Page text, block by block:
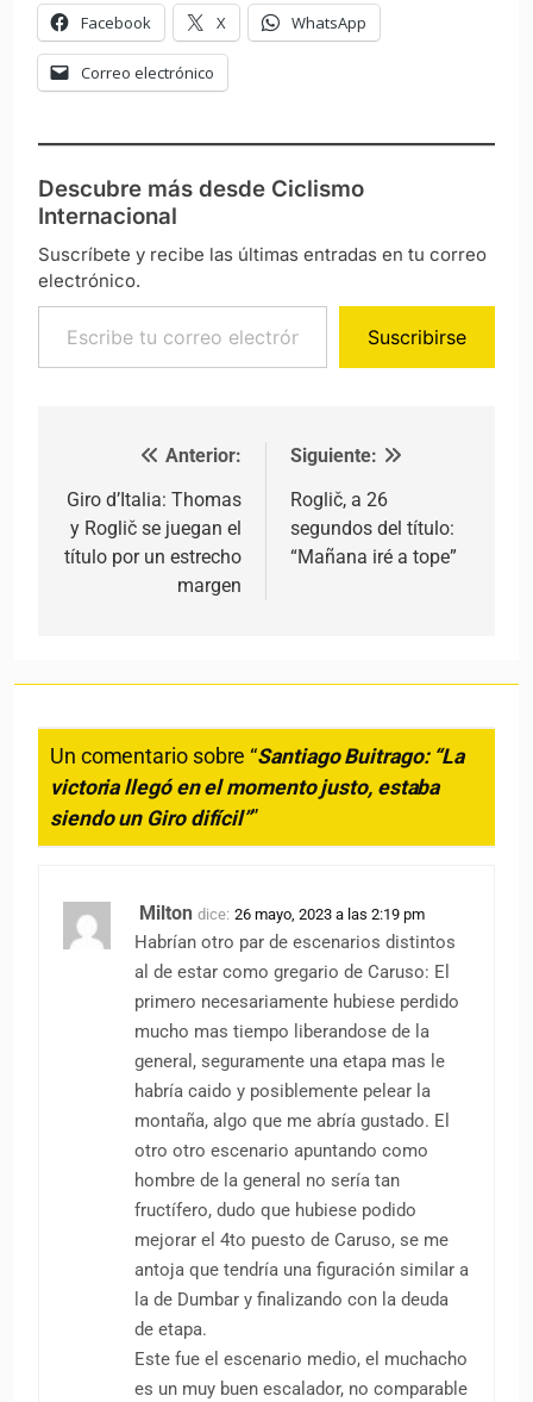
Facebook X WhatsApp
Correo electrónico
Descubre más desde Ciclismo
Internacional
Suscríbete y recibe las últimas entradas en tu correo
electrónico.
Escribe tu correo electrónico…
Suscribirse
Navegación de entradas
Anterior:
Giro d’Italia: Thomas
y Roglič se juegan el
título por un estrecho
margen
Siguiente:
Roglič, a 26
segundos del título:
“Mañana iré a tope”
Un comentario sobre “Santiago Buitrago: “La
victoria llegó en el momento justo, estaba
siendo un Giro difícil””
Milton dice: 26 mayo, 2023 a las 2:19 pm
Habrían otro par de escenarios distintos
al de estar como gregario de Caruso: El
primero necesariamente hubiese perdido
mucho mas tiempo liberandose de la
general, seguramente una etapa mas le
habría caido y posiblemente pelear la
montaña, algo que me abría gustado. El
otro otro escenario apuntando como
hombre de la general no sería tan
fructífero, dudo que hubiese podido
mejorar el 4to puesto de Caruso, se me
antoja que tendría una figuración similar a
la de Dumbar y finalizando con la deuda
de etapa.
Este fue el escenario medio, el muchacho
es un muy buen escalador, no comparable